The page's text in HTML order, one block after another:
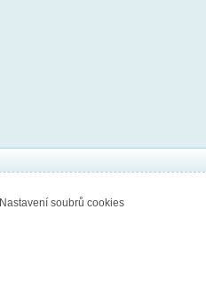
Nastavení soubrů cookies